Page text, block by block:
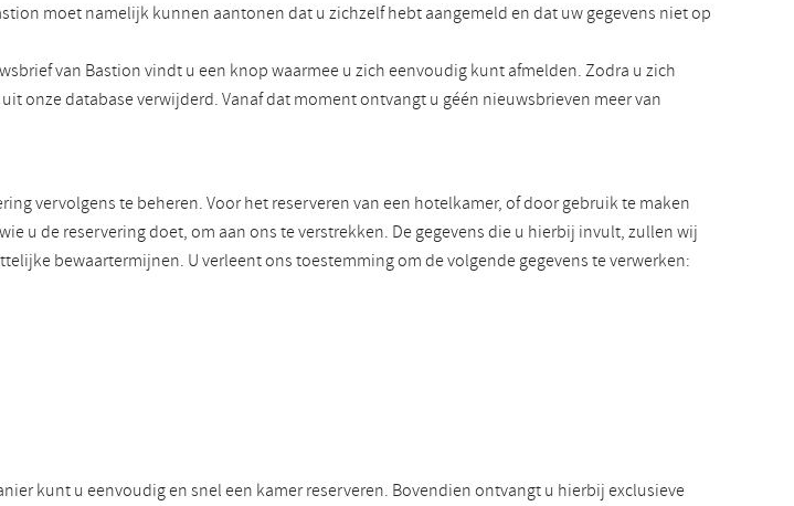
moet namelijk kunnen aantonen dat u zichzelf hebt aangemeld en dat uw gegevens niet op
van Bastion vindt u een knop waarmee u zich eenvoudig kunt afmelden. Zodra u zich
onze database verwijderd. Vanaf dat moment ontvangt u géén nieuwsbrieven meer van
vervolgens te beheren. Voor het reserveren van een hotelkamer, of door gebruik te maken
u de reservering doet, om aan ons te verstrekken. De gegevens die u hierbij invult, zullen wij
bewaartermijnen. U verleent ons toestemming om de volgende gegevens te verwerken:
kunt u eenvoudig en snel een kamer reserveren. Bovendien ontvangt u hierbij exclusieve